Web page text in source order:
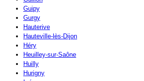
Guipy
Gurgy
Hauterive
Hauteville-lès-Dijon
Héry
Heuilley-sur-Saône
Huilly
Hurigny